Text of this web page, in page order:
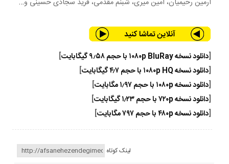
آرمین رحیمیان، امین میری، شبنم مقدمی، فرید سجادی حسینی و…
[دانلود نسخه ۱۰۸۰p BluRay با حجم ۹٫۵۸ گیگابایت
]
[دانلود نسخه ۱۰۸۰p HQ با حجم ۴٫۷ گیگابایت
]
[دانلود نسخه ۱۰۸۰p با حجم ۱٫۹۷ مگابایت
]
[دانلود نسخه ۷۲۰p با حجم ۱٫۲۳ گیگابایت
]
[دانلود نسخه ۴۸۰p با حجم ۷۹۷ مگابایت ]
لینک کوتاه